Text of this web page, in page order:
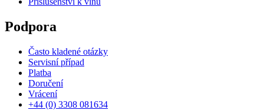
Podpora
Často kladené otázky
Servisní případ
Platba
Doručení
Vrácení
+44 (0) 3308 081634